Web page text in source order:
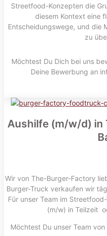
Streetfood-Konzepten die
diesem Kontext eine
Entscheidungswege, und die
zu
Möchtest Du Dich bei uns
Deine Bewerbung an
Aushilfe (m/w/d) in
Wir von The-Burger-Factory
Burger-Truck verkaufen wir
Für unser Team im
(m/w) in Teilzeit
Möchtest Du unser Team